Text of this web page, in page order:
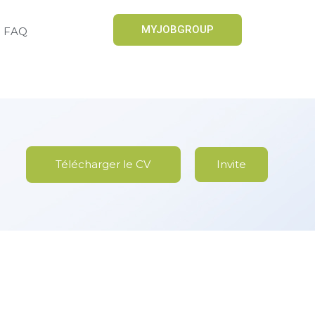
FAQ MYJOBGROUP
Télécharger le CV Invite